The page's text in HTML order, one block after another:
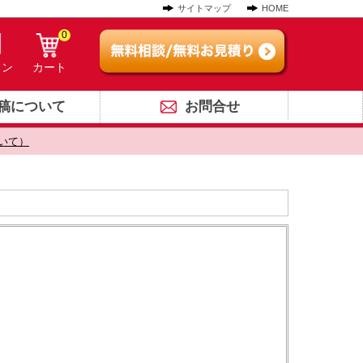
サイトマップ HOME
カート
0
について お問合せ
て）